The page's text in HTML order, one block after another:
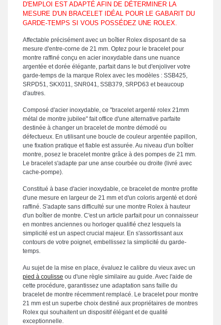
D'EMPLOI EST ADAPTÉ AFIN DE DÉTERMINER LA
MESURE D'UN BRACELET IDÉAL POUR LE GABARIT DU
GARDE-TEMPS SI VOUS POSSÉDEZ UNE ROLEX.
Affectable précisément avec un boîtier Rolex disposant de sa
mesure d'entre-corne de 21 mm. Optez pour le bracelet pour
montre raffiné conçu en acier inoxydable dans une nuance
argentée et dorée élégante, parfait dans le but d'enjoliver votre
garde-temps de la marque Rolex avec les modèles : SSB425,
SRPD51, SKX011, SNR041, SSB379, SRPD63 et beaucoup
d'autres.
Composé d'acier inoxydable, ce "bracelet argenté rolex 21mm
métal de montre jubilee" fait office d'une alternative parfaite
destinée à changer un bracelet de montre démodé ou
défectueux. En utilisant une boucle de couleur argentée papillon,
une fixation pratique et fiable est assurée. Au niveau d'un boîtier
montre, posez le bracelet montre grâce à des pompes de 21 mm.
Le bracelet s'adapte par une anse courbée ou droite (livré avec
cache-pompe).
Constitué à base d'acier inoxydable, ce bracelet de montre profite
d'une mesure en largeur de 21 mm et d'un coloris argenté et doré
raffiné. S'adapte sans difficulté sur une montre Rolex à hauteur
d'un boîtier de montre. C'est un article parfait pour un connaisseur
en montres anciennes ou horloger qualifié chez lesquels la
simplicité est un aspect crucial majeur. En s'assortissant aux
contours de votre poignet, embellissez la simplicité du garde-
temps.
Au sujet de la mise en place, évaluez le calibre du vieux avec un
pied à coulisse ou d'une règle similaire au guide. Avec l'aide de
cette procédure, garantissez une adaptation sans faille du
bracelet de montre récemment remplacé. Le bracelet pour montre
21 mm est un superbe choix destiné aux propriétaires de montres
Rolex qui souhaitent un dispositif élégant et de qualité
exceptionnelle.